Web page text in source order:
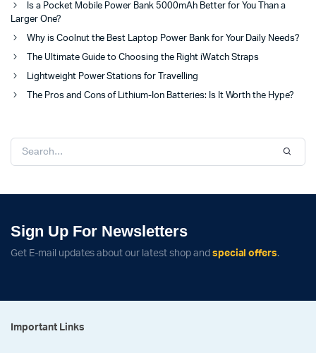
Is a Pocket Mobile Power Bank 5000mAh Better for You Than a
Larger One?
Why is Coolnut the Best Laptop Power Bank for Your Daily Needs?
The Ultimate Guide to Choosing the Right iWatch Straps
Lightweight Power Stations for Travelling
The Pros and Cons of Lithium-Ion Batteries: Is It Worth the Hype?
Sign Up For Newsletters
Get E-mail updates about our latest shop and special offers.
Important Links